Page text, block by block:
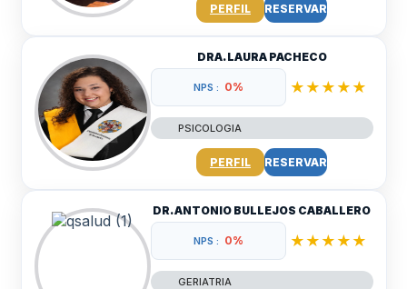
PERFIL RESERVAR
DRA. LAURA PACHECO
NPS : 0% ★★★★★
PSICOLOGIA
PERFIL RESERVAR
DR. ANTONIO BULLEJOS CABALLERO
NPS : 0% ★★★★★
GERIATRIA